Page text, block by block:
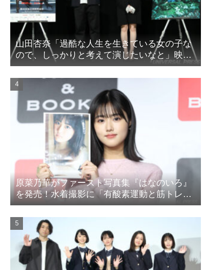
山田杏奈「過酷な人生を生きている女の子な
ので、しっかりと考えて演じたいなと」映画
『山女』東京国際映画祭Q&A
原菜乃華がファースト写真集『はなのいろ』
を発売！水着撮影に「有酸素運動と筋トレを
頑張りました」